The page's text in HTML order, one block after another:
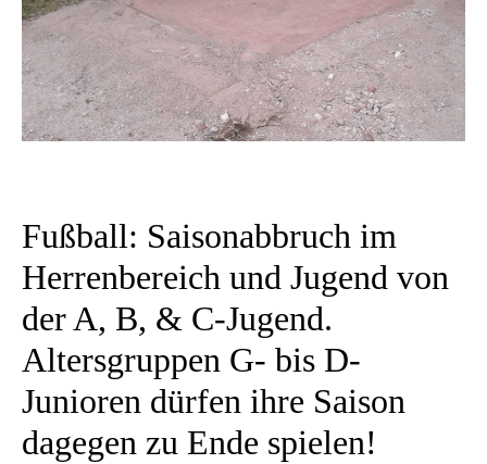
Fußball: Saisonabbruch im
Herrenbereich und Jugend von
der A, B, & C-Jugend.
Altersgruppen G- bis D-
Junioren dürfen ihre Saison
dagegen zu Ende spielen!